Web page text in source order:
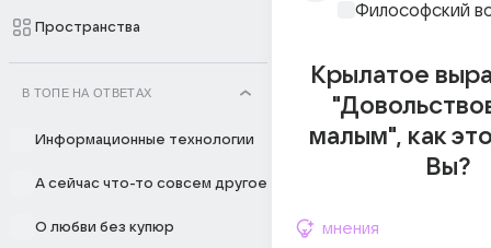
Пространства
В ТОПЕ НА ОТВЕТАХ
Информационные технологии
А сейчас что-то совсем другое
О любви без купюр
Философский
Крылaтое
малым", как
Вы?
мнения